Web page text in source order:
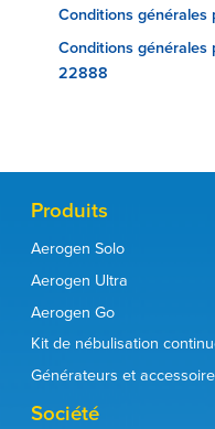
Conditions générales
Conditions générales
22888
Produits
Aerogen Solo
Aerogen Ultra
Aerogen Go
Kit de nébulisation
Générateurs et
Société